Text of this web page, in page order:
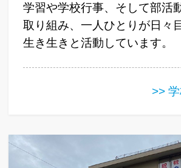
学習や学校行事、そして部活
取り組み、一人ひとりが日々
生き生きと活動しています。
>>